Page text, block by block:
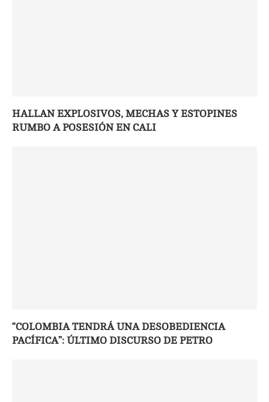
HALLAN EXPLOSIVOS, MECHAS Y ESTOPINES
RUMBO A POSESIÓN EN CALI
“COLOMBIA TENDRÁ UNA DESOBEDIENCIA
PACÍFICA”: ÚLTIMO DISCURSO DE PETRO